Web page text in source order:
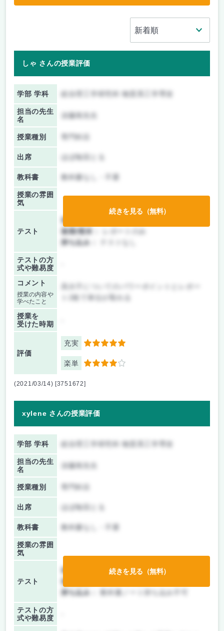
しゃ さんの授業評価
学部 学科 総合理工学研究科 物質系工学専攻
担当の先生
名
須藤篤先生
授業種別
出席 ほぼ毎回とる
教科書 教科書なし・不要
授業の雰囲
気
テスト
前期/中間：
後期/期末：
持ち込み：
テストの方
式や難易度
コメント
授業の内容や
学べたこと
ト2枚で単位が取れる
授業を
受けた時期
評価
充実 5
楽単 4
続きを見る（無料）
(2021/03/14) [3751672]
xylene さんの授業評価
学部 学科 総合理工学研究科 物質系工学専攻
担当の先生
名
須藤篤先生
授業種別
出席 ほぼ毎回とる
教科書 教科書なし・不要
授業の雰囲
気
テスト
前期/中間：
レポートのみ
後期/期末：
持ち込み：
教科書ノート持ち込み不可
テストの方
式や難易度
続きを見る（無料）